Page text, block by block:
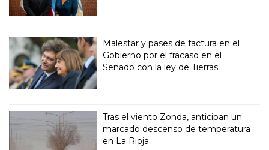
Malestar y pases de factura en el
Gobierno por el fracaso en el
Senado con la ley de Tierras
Tras el viento Zonda, anticipan un
marcado descenso de temperatura
en La Rioja